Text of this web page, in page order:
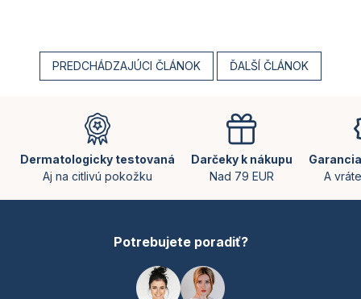
PREDCHÁDZAJÚCI ČLÁNOK ĎALŠÍ ČLÁNOK
Dermatologicky testovaná
Aj na citlivú pokožku
Darčeky k nákupu
Nad 79 EUR
A
Potrebujete poradiť?